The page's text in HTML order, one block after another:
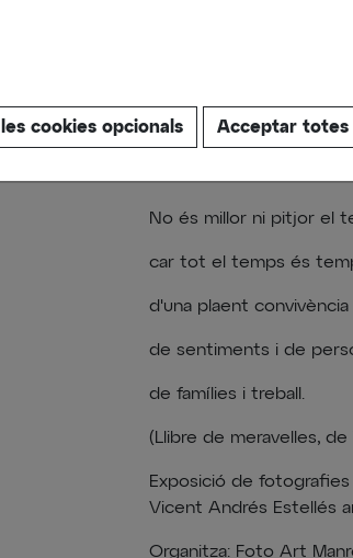
cookies opcionals Acceptar totes
No és millor ni pitjor el
car tot el temps és
d'una plaent convivència
de sentiments i de
de famílies i treball.
(Llibre de meravelles,
Exposició de
Vicent Andrés Estellés
Organitza: Foto Art